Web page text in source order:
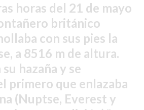
horas del 21 de mayo
británico
con sus pies la
a 8516 m de altura.
hazaña y se
primero que enlazaba
(Nuptse, Everest y